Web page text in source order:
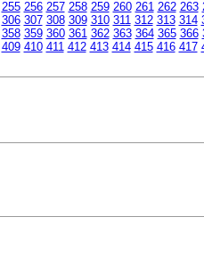
255 256 257 258 259 260 261 262 263
306 307 308 309 310 311 312 313 314
358 359 360 361 362 363 364 365 366
409 410 411 412 413 414 415 416 417